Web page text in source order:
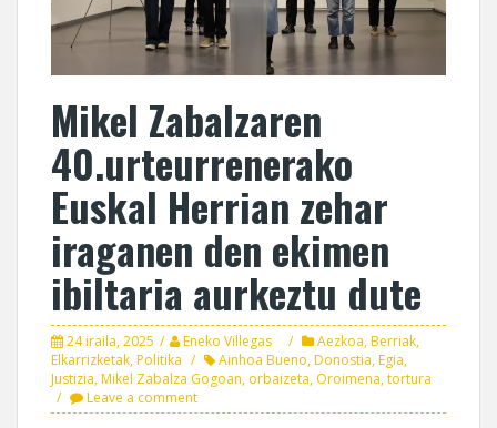
Mikel Zabalzaren
40.urteurrenerako
Euskal Herrian zehar
iraganen den ekimen
ibiltaria aurkeztu dute
24 iraila, 2025 Eneko Villegas Aezkoa,Berriak,
Elkarrizketak,Politika Ainhoa Bueno,Donostia,Egia,
Justizia,Mikel Zabalza Gogoan, orbaizeta, Oroimena,tortura
Leave a comment